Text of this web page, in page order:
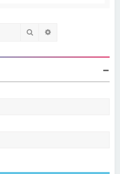
Rechercher